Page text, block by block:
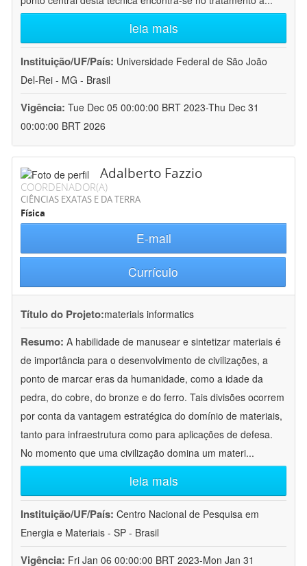
leia mais
Instituição/UF/País: Universidade Federal de São João
Del-Rei - MG - Brasil
Vigência: Tue Dec 05 00:00:00 BRT 2023-Thu Dec 31
00:00:00 BRT 2026
Adalberto Fazzio
COORDENADOR(A)
CIÊNCIAS EXATAS E DA TERRA
Física
E-mail
Currículo
Título do Projeto:materials informatics
Resumo: A habilidade de manusear e sintetizar materiais é
de importância para o desenvolvimento de civilizações, a
ponto de marcar eras da humanidade, como a idade da
pedra, do cobre, do bronze e do ferro. Tais divisões ocorrem
por conta da vantagem estratégica do domínio de materiais,
tanto para infraestrutura como para aplicações de defesa.
No momento que uma civilização domina um materi...
leia mais
Instituição/UF/País: Centro Nacional de Pesquisa em
Energia e Materiais - SP - Brasil
Vigência: Fri Jan 06 00:00:00 BRT 2023-Mon Jan 31